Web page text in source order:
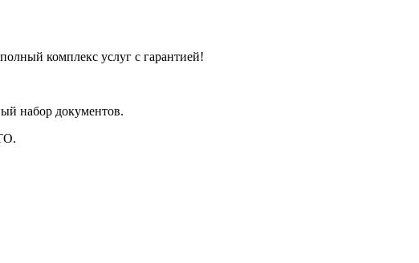
комплекс услуг с гарантией!
набор документов.